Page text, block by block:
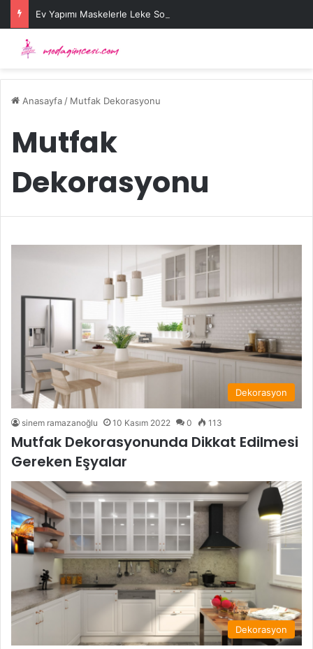
Ev Yapımı Maskelerle Leke Sorununa Çözüm Önerileri
Anasayfa / Mutfak Dekorasyonu
Mutfak
Dekorasyonu
Dekorasyon
sinem ramazanoğlu 10 Kasım 2022 0 113
Mutfak Dekorasyonunda Dikkat Edilmesi
Gereken Eşyalar
Dekorasyon